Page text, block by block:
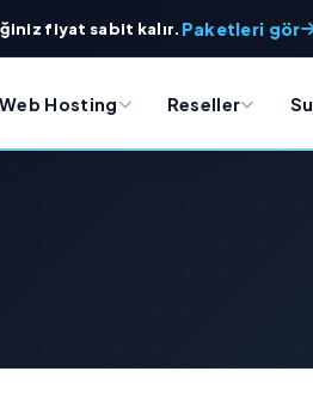
fiyat sabit kalır. Paketleri gör
Web Hosting Reseller